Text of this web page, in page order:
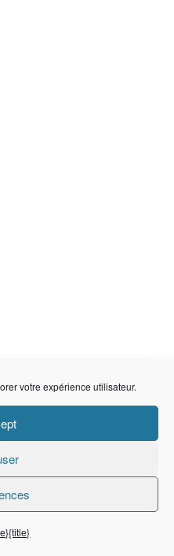
votre expérience utilisateur.
{title}